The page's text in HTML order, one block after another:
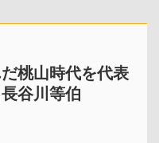
桃山時代を代表
谷川等伯